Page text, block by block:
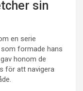
sin
en serie
formade hans
honom de
för att navigera